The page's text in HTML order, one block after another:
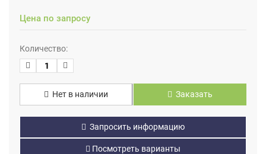
Цена по запросу
Количество:
Нет в наличии Заказать
Запросить информацию
Посмотреть варианты